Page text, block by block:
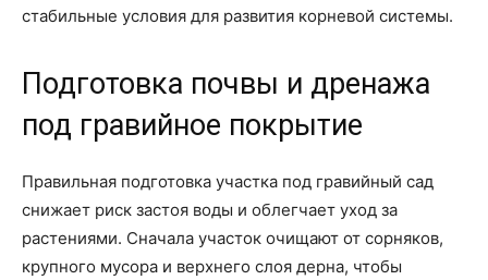
стабильные условия для развития корневой системы.
Подготовка почвы и дренажа
под гравийное покрытие
Правильная подготовка участка под гравийный сад
снижает риск застоя воды и облегчает уход за
растениями. Сначала участок очищают от сорняков,
крупного мусора и верхнего слоя дерна, чтобы